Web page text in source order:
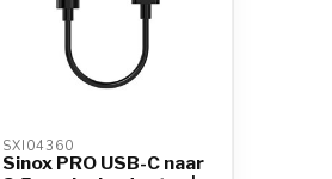
SXI04360
Sinox PRO USB-C naar